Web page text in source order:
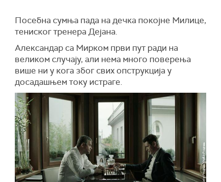
Посебна сумња пада на дечка покојне Милице,
тениског тренера Дејана.
Александар са Мирком први пут ради на
великом случају, али нема много поверења
више ни у кога због свих опструкција у
досадашњем току истраге.